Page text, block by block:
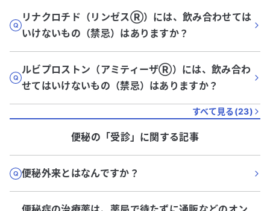
リナクロチド（リンゼスⓇ）には、飲み合わせては
いけないもの（禁忌）はありますか？
ルビプロストン（アミティーザⓇ）には、飲み合わ
せてはいけないもの（禁忌）はありますか？
すべて見る(23)
便秘の「受診」に関する記事
便秘外来とはなんですか？